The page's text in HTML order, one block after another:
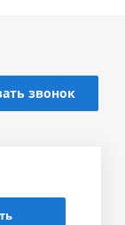
звонок
в г.
офис 1